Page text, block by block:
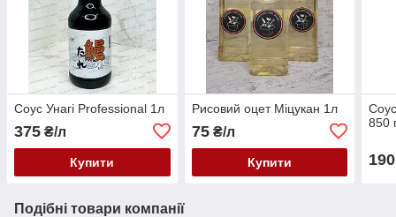
Соус Унагі Professional 1л
375 ₴/л
Купити
Рисовий оцет Міцукан 1л
75₴/л
Купити
850
190
Подібні товари компанії